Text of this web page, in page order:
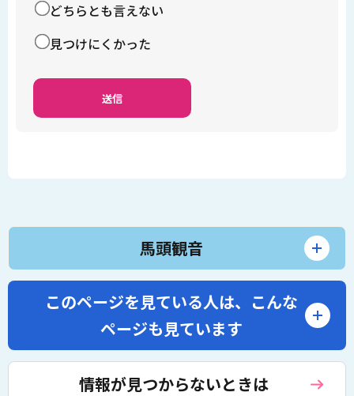
どちらとも言えない
見つけにくかった
馬頭観音
このページを見ている人は、 こんな
ページも見ています
情報が見つからないときは